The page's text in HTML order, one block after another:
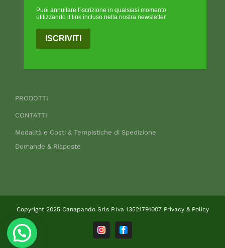
Puoi annullare l'iscrizione in qualsiasi momento
utilizzando il link incluso nella nostra newsletter.
ISCRIVITI
PRODOTTI
CONTATTI
Modalità e Costi & Tempistiche di Spedizione
Domande & Risposte
Copyright 2025 Canapando Srls P.Iva 13521791007 Privacy & Policy
InstagramFacebook